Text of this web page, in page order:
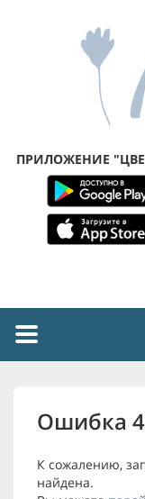
ПРИЛОЖЕНИЕ
Toggle
Ошибка
К сожалению,
найдена.